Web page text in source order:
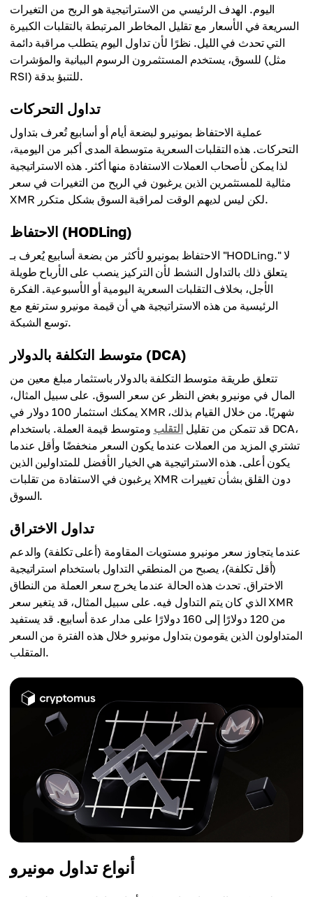
اليوم. الهدف الرئيسي من الاستراتيجية هو الربح من التغيرات
السريعة في الأسعار مع تقليل المخاطر المرتبطة بالتقلبات الكبيرة
التي تحدث في الليل. نظرًا لأن تداول اليوم يتطلب مراقبة دائمة
للسوق، يستخدم المستثمرون الرسوم البيانية والمؤشرات (مثل
RSI) للتنبؤ بدقة.
تداول التحركات
عملية الاحتفاظ بمونيرو لبضعة أيام أو أسابيع تُعرف بتداول
التحركات. هذه التقلبات السعرية متوسطة المدى أكبر من اليومية،
لذا يمكن لأصحاب العملات الاستفادة منها أكثر. هذه الاستراتيجية
مثالية للمستثمرين الذين يرغبون في الربح من التغيرات في سعر
XMR لكن ليس لديهم الوقت لمراقبة السوق بشكل متكرر.
الاحتفاظ (HODLing)
الاحتفاظ بمونيرو لأكثر من بضعة أسابيع يُعرف بـ "HODLing." لا
يتعلق ذلك بالتداول النشط لأن التركيز ينصب على الأرباح طويلة
الأجل، بخلاف التقلبات السعرية اليومية أو الأسبوعية. الفكرة
الرئيسية من هذه الاستراتيجية هي أن قيمة مونيرو سترتفع مع
توسع الشبكة.
متوسط التكلفة بالدولار (DCA)
تتعلق طريقة متوسط التكلفة بالدولار باستثمار مبلغ معين من
المال في مونيرو بغض النظر عن سعر السوق. على سبيل المثال،
يمكنك استثمار 100 دولار في XMR شهريًا. من خلال القيام بذلك،
قد تتمكن من تقليل التقلب ومتوسط قيمة العملة. باستخدام DCA،
تشتري المزيد من العملات عندما يكون السعر منخفضًا وأقل عندما
يكون أعلى. هذه الاستراتيجية هي الخيار الأفضل للمتداولين الذين
يرغبون في الاستفادة من تقلبات XMR دون القلق بشأن تغييرات
السوق.
تداول الاختراق
عندما يتجاوز سعر مونيرو مستويات المقاومة (أعلى تكلفة) والدعم
(أقل تكلفة)، يصبح من المنطقي التداول باستخدام استراتيجية
الاختراق. تحدث هذه الحالة عندما يخرج سعر العملة من النطاق
الذي كان يتم التداول فيه. على سبيل المثال، قد يتغير سعر XMR
من 120 دولارًا إلى 160 دولارًا على مدار عدة أسابيع. قد يستفيد
المتداولون الذين يقومون بتداول مونيرو خلال هذه الفترة من السعر
المتقلب.
أنواع تداول مونيرو